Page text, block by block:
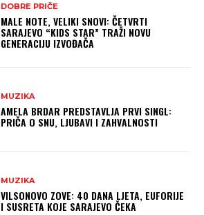
DOBRE PRIČE
MALE NOTE, VELIKI SNOVI: ČETVRTI
SARAJEVO “KIDS STAR” TRAŽI NOVU
GENERACIJU IZVOĐAČA
MUZIKA
AMELA BRDAR PREDSTAVLJA PRVI SINGL:
PRIČA O SNU, LJUBAVI I ZAHVALNOSTI
MUZIKA
VILSONOVO ZOVE: 40 DANA LJETA, EUFORIJE
I SUSRETA KOJE SARAJEVO ČEKA